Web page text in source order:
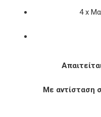
4 x
Με αντίσταση